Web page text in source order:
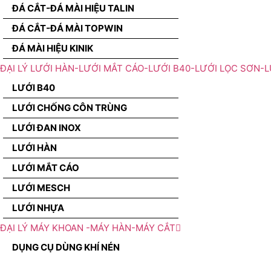
ĐÁ CẮT-ĐÁ MÀI HIỆU TALIN
ĐÁ CẮT-ĐÁ MÀI TOPWIN
ĐÁ MÀI HIỆU KINIK
ĐẠI LÝ LƯỚI HÀN-LƯỚI MẮT CÁO-LƯỚI B40-LƯỚI LỌC SƠN-
LƯỚI B40
LƯỚI CHỐNG CÔN TRÙNG
LƯỚI ĐAN INOX
LƯỚI HÀN
LƯỚI MẮT CÁO
LƯỚI MESCH
LƯỚI NHỰA
ĐẠI LÝ MÁY KHOAN -MÁY HÀN-MÁY CẮT
DỤNG CỤ DÙNG KHÍ NÉN